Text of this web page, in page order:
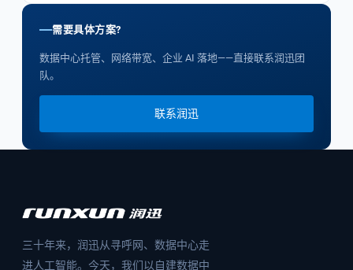
需要具体方案?
数据中心托管、网络带宽、企业 AI 落地——直接联系润迅团
队。
联系润迅
三十年来，润迅从寻呼网、数据中心走
进人工智能。今天，我们以自建数据中